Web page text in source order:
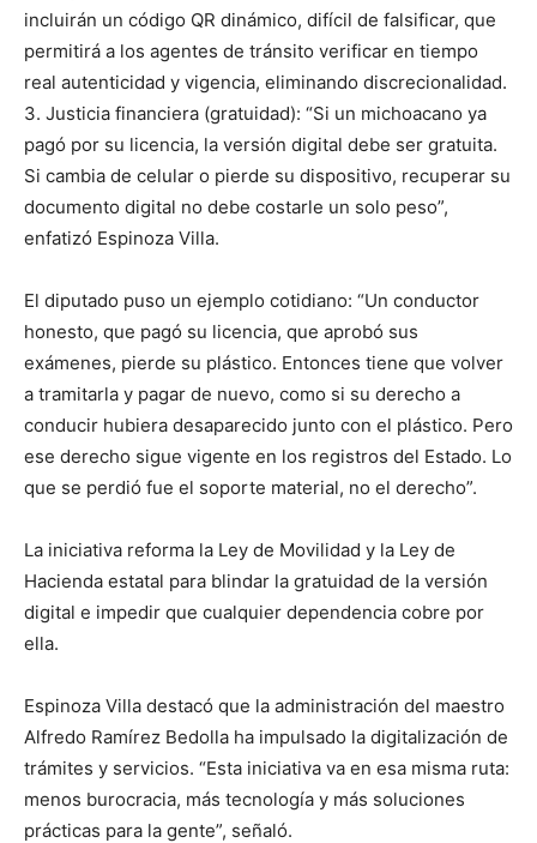
incluirán un código QR dinámico, difícil de falsificar, que
permitirá a los agentes de tránsito verificar en tiempo
real autenticidad y vigencia, eliminando discrecionalidad.
3.⁠ ⁠Justicia financiera (gratuidad): “Si un michoacano ya
pagó por su licencia, la versión digital debe ser gratuita.
Si cambia de celular o pierde su dispositivo, recuperar su
documento digital no debe costarle un solo peso”,
enfatizó Espinoza Villa.
El diputado puso un ejemplo cotidiano: “Un conductor
honesto, que pagó su licencia, que aprobó sus
exámenes, pierde su plástico. Entonces tiene que volver
a tramitarla y pagar de nuevo, como si su derecho a
conducir hubiera desaparecido junto con el plástico. Pero
ese derecho sigue vigente en los registros del Estado. Lo
que se perdió fue el soporte material, no el derecho”.
La iniciativa reforma la Ley de Movilidad y la Ley de
Hacienda estatal para blindar la gratuidad de la versión
digital e impedir que cualquier dependencia cobre por
ella.
Espinoza Villa destacó que la administración del maestro
Alfredo Ramírez Bedolla ha impulsado la digitalización de
trámites y servicios. “Esta iniciativa va en esa misma ruta:
menos burocracia, más tecnología y más soluciones
prácticas para la gente”, señaló.